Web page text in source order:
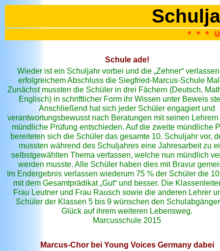
* * * Unser A R C
Schule ade!
Wieder ist ein Schuljahr vorbei und die „Zehner“
erfolgreichem Abschluss die Siegfried-Marcus-Schule
Zunächst mussten die Schüler in drei Fächern (Deutsch,
Englisch) in schriftlicher Form ihr Wissen unter Beweis
Anschließend hat sich jeder Schüler engagiert und
verantwortungsbewusst nach Beratungen mit seinen
mündliche Prüfung entschieden. Auf die zweite mündliche
bereiteten sich die Schüler das gesamte 10. Schuljahr vor,
mussten während des Schuljahres eine Jahresarbeit zu
selbstgewählten Thema verfassen, welche nun mündlich
werden musste. Alle Schüler haben dies mit Bravur
Im Endergebnis verlassen wiederum 75 % der Schüler die
mit dem Gesamtprädikat „Gut“ und besser. Die
Frau Leutner und Frau Rausch sowie die anderen Lehrer
Schüler der Klassen 5 bis 9 wünschen den
Glück auf ihrem weiteren Lebensweg.
Marcusschule 2015
Marcus-Chor bei Young Voices Germany dabei